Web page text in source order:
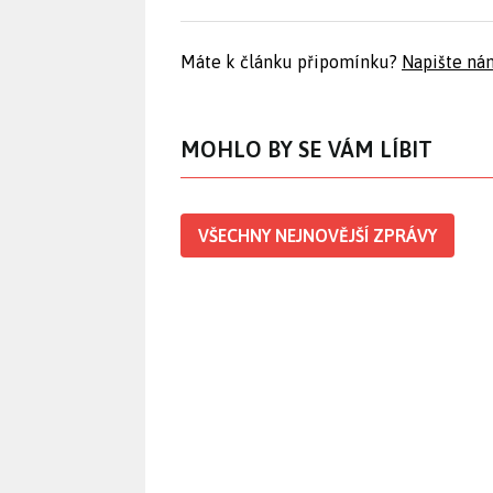
Máte k článku připomínku? Napište
MOHLO BY SE VÁM LÍBIT
VŠECHNY NEJNOVĚJŠÍ ZPRÁVY